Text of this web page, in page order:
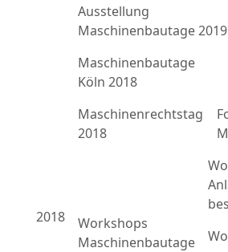
Ausstellung
Maschinenbautage 2019
2018
Maschinenbautage
Köln 2018
Maschinenrechtstag
2018
Workshops
Maschinenbautage